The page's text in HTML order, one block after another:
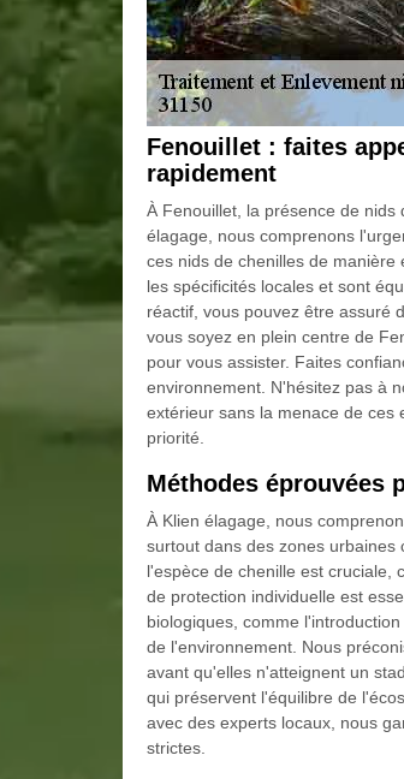
Fenouillet : faites
rapidement
À Fenouillet, la présence de
élagage, nous comprenons
ces nids de chenilles de
les spécificités locales et sont
réactif, vous pouvez être assuré
vous soyez en plein centre de
pour vous assister. Faites
environnement. N'hésitez pas à
extérieur sans la menace de ces
priorité.
Méthodes éprouvées
À Klien élagage, nous
surtout dans des zones urbaines
l'espèce de chenille est cruciale,
de protection individuelle est
biologiques, comme
de l'environnement. Nous
avant qu'elles n'atteignent un
qui préservent l'équilibre de
avec des experts locaux, nous
strictes.